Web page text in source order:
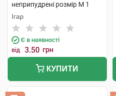
неприпудрені розмір M 1
пара
Ігар
Є в наявності
від 3.50 грн
КУПИТИ